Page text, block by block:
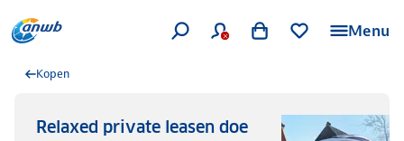
Menu
Kopen
Relaxed private leasen doe